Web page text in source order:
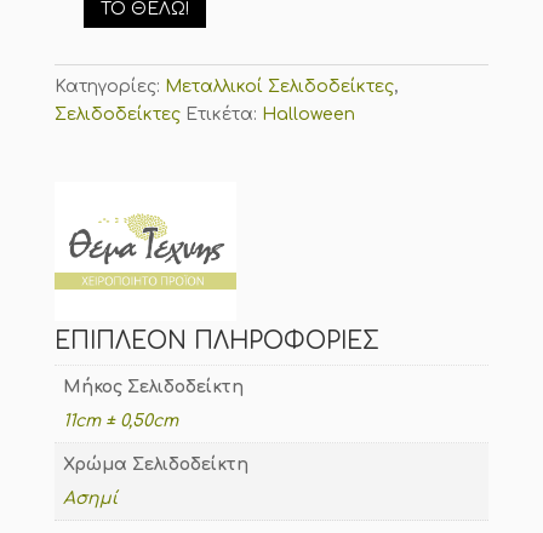
"Grim
Reader"
ΤΟ ΘΈΛΩ!
Κατηγορίες: Μεταλλικοί Σελιδοδείκτες,
Σελιδοδείκτες Ετικέτα: Halloween
ΕΠΙΠΛΈΟΝ ΠΛΗΡΟΦΟΡΊΕΣ
Μήκος Σελιδοδείκτη
11cm ± 0,50cm
Χρώμα Σελιδοδείκτη
Ασημί